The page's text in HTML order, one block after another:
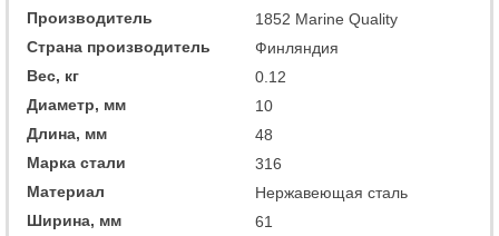
Производитель
1852 Marine Quality
Страна производитель
Финляндия
Вес, кг
0.12
Диаметр, мм
10
Длина, мм
48
Марка стали
316
Материал
Нержавеющая сталь
Ширина, мм
61